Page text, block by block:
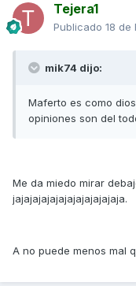
Tejera1
Publicado 18 de
mik74 dijo:
Maferto es como
opiniones son del
Me da miedo mirar
jajajajajajajajajajajajaja.
A no puede menos mal